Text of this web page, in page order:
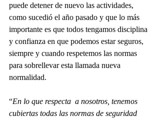
puede detener de nuevo las actividades,
como sucedió el año pasado y que lo más
importante es que todos tengamos disciplina
y confianza en que podemos estar seguros,
siempre y cuando respetemos las normas
para sobrellevar esta llamada nueva
normalidad.
“En lo que respecta  a nosotros, tenemos
cubiertas todas las normas de seguridad